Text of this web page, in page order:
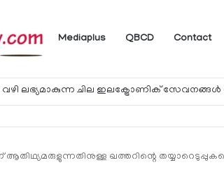
Mediaplus QBCD Contact
ലഭ്യമാകുന്ന ചില ഇലക്ട്രോണിക് സേവനങ്ങള്‍
ഖത്തറിന്റെ